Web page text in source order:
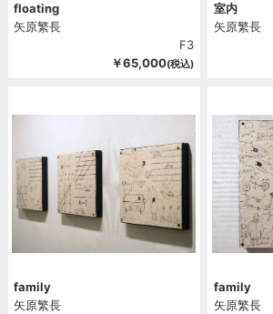
floating
矢原繁長
F3
￥65,000(税込)
室内
矢原繁長
family
矢原繁長
family
矢原繁長